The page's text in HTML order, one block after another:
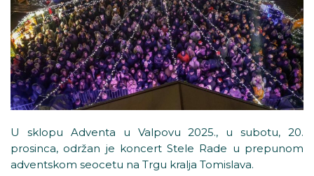
U sklopu Adventa u Valpovu 2025., u subotu, 20.
prosinca, održan je koncert Stele Rade u prepunom
adventskom seocetu na Trgu kralja Tomislava.